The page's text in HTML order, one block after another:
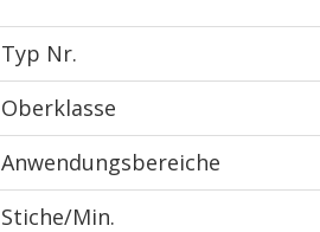
Typ Nr.
Oberklasse
Anwendungsbereiche
Stiche/Min.